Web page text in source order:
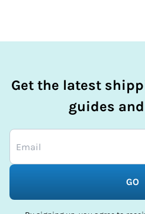
Get the latest
guides
GO